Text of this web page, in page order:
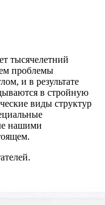
тысячелетний
проблемы
и в результате
в стройную
виды структур
нашими